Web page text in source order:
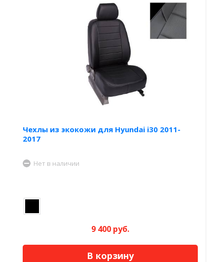
Чехлы из экокожи для Hyundai i30 2011-
2017
Нет в наличии
9 400 руб.
В корзину